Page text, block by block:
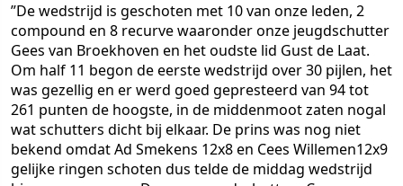
”De wedstrijd is geschoten met 10 van onze leden, 2
compound en 8 recurve waaronder onze jeugdschutter
Gees van Broekhoven en het oudste lid Gust de Laat.
Om half 11 begon de eerste wedstrijd over 30 pijlen, het
was gezellig en er werd goed gepresteerd van 94 tot
261 punten de hoogste, in de middenmoot zaten nogal
wat schutters dicht bij elkaar. De prins was nog niet
bekend omdat Ad Smekens 12x8 en Cees Willemen12x9
gelijke ringen schoten dus telde de middag wedstrijd